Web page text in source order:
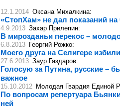
12.1.2014 Оксана Михалкина:
«СтопХам» не дал показаний на
4.9.2013 Захар Прилепин:
В мирозданьи перекос –
6.8.2013 Георгий Рожко:
Моего друга на Селигере
27.6.2013 Заур Газдаров:
Голосую за Путина, русские –
важное
15.10.2012 Молодая Гвардия Единой
По вопросам репертуара
ней